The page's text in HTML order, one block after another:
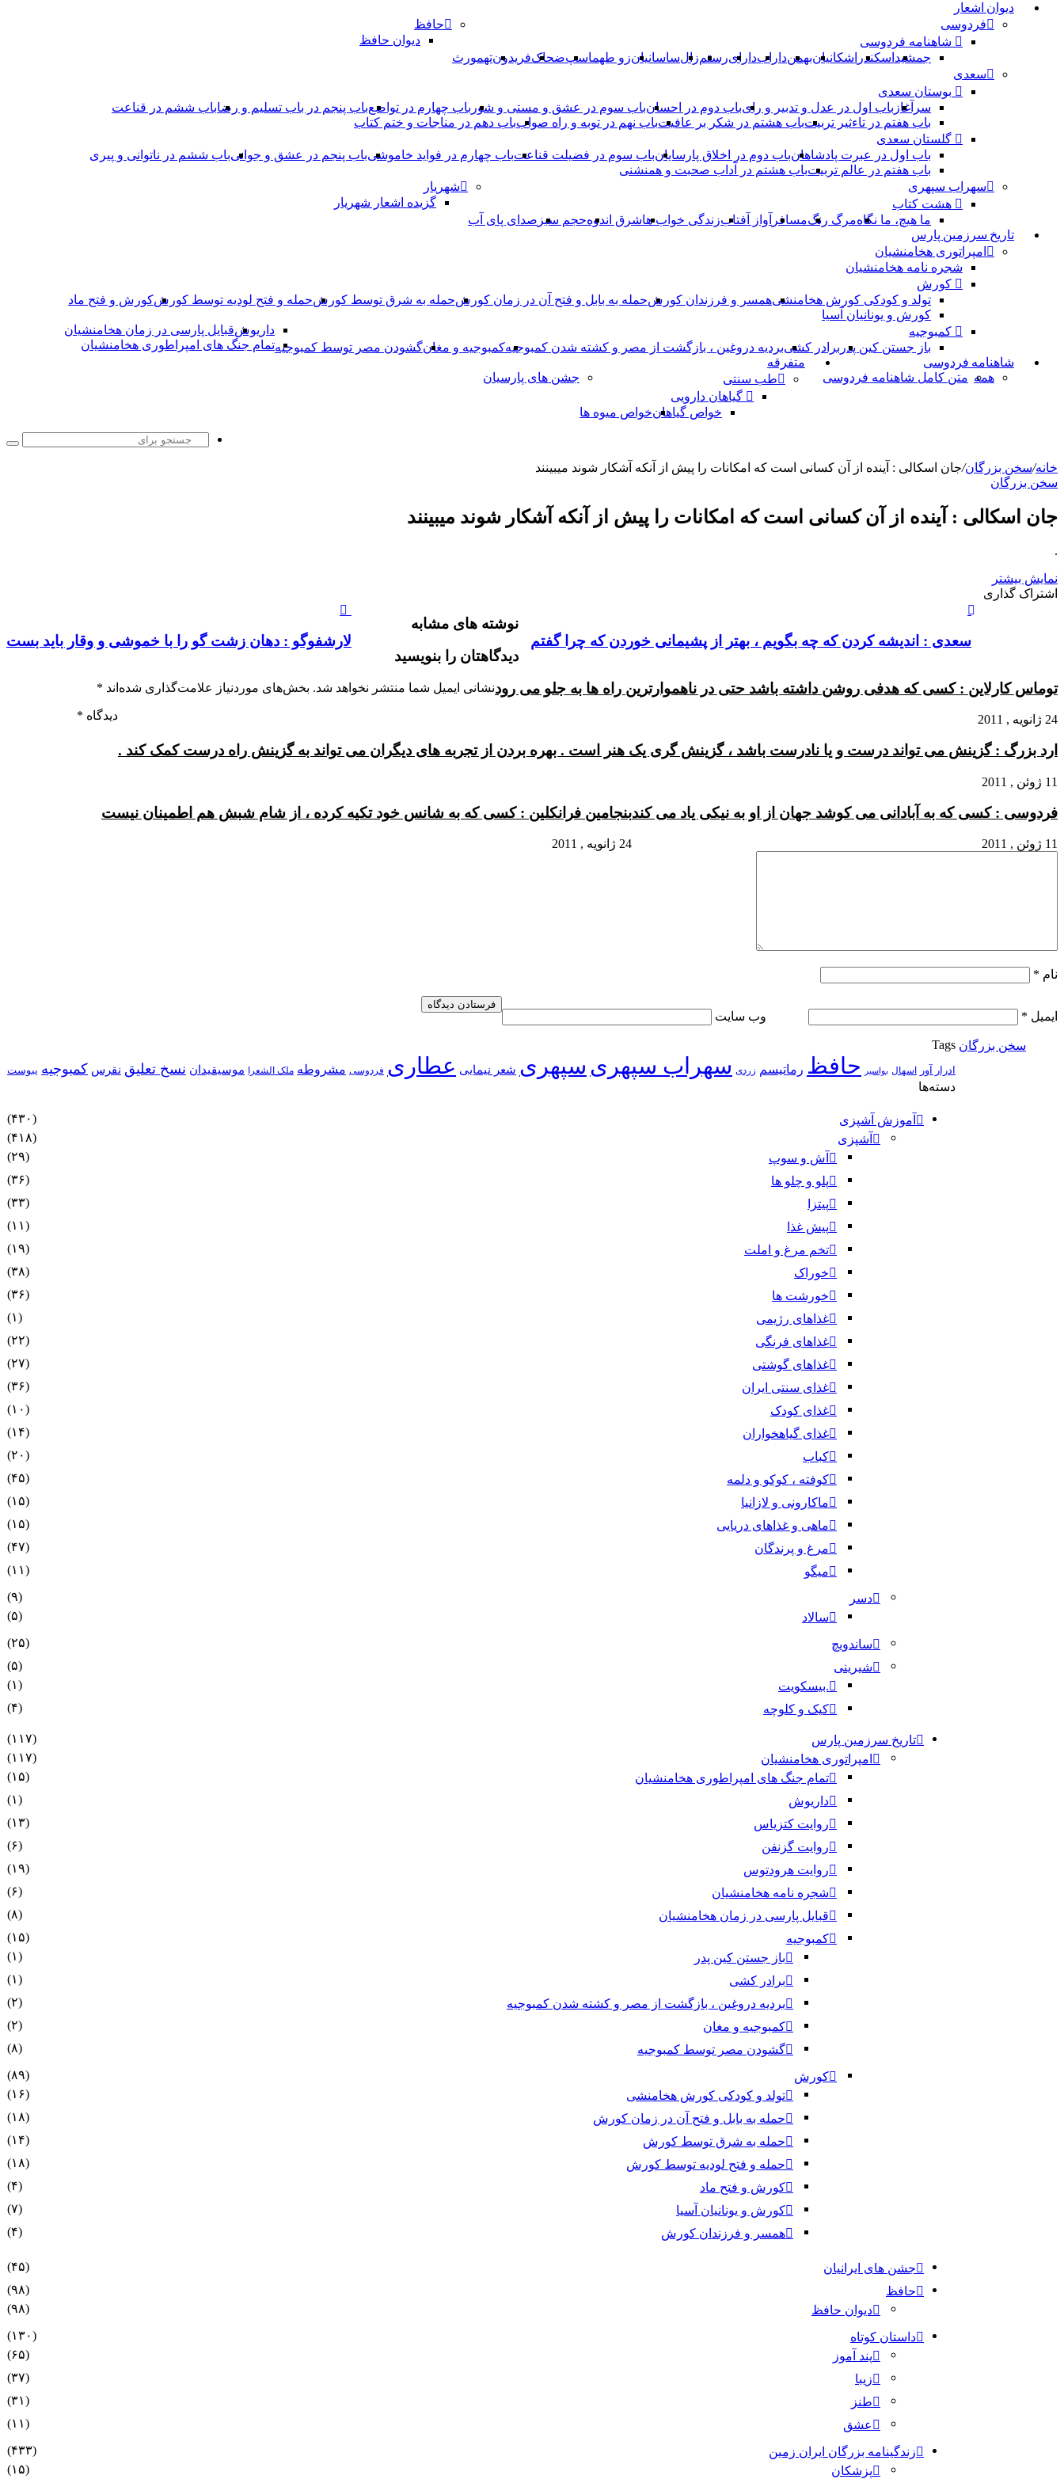
دیوان اشعار
فردوسی
شاهنامه فردوسی
جمشید اسکندر اشکانیانبهمندارابدارایرستمزالساسانیانزو طهماسپ‏ضحاکفریدونتهمورث
حافظ
دیوان حافظ
سعدی
بوستان سعدی
سرآغاز باب اول در عدل و تدبیر و رایباب دوم در احسانباب سوم در عشق و مستی و شور باب چهارم در تواضعباب پنجم در باب تسلیم و رضاباب ششم در قناعت
باب هفتم در تاءثیر تربیتباب هشتم در شکر بر عافیتباب نهم در توبه و راه صوابباب دهم در مناجات و ختم کتاب
گلستان سعدی
باب اول در عبرت پادشاهانباب دوم در اخلاق پارسایانباب سوم در فضیلت قناعتباب چهارم در فواید خاموشىباب پنجم در عشق و جوانىباب ششم در ناتوانى و پیرى
باب هفتم در عالم تربیتباب هشتم در آداب صحبت و همنشنى
سهراب سپهری
هشت کتاب
ما هیچ، ما نگاهمرگ رنگمسافر آواز آفتابزندگی خواب هاشرق اندوهحجم سبز صدای پای آب
شهریار
گزیده اشعار شهریار
تاریخ سرزمین پارس
امپراتوری هخامنشیان
شجره نامه هخامنشیان
کورش
تولد و کودکی کورش هخامنشیهمسر و فرزندان کورشحمله به بابل و فتح آن در زمان کورشحمله به شرق توسط کورشحمله و فتح لودیه توسط کورشکورش و فتح ماد
کورش و یونانیان آسیا
کمبوجیه
باز جستن کین پدر برادر کشیبردیه دروغین ، بازگشت از مصر و کشته شدن کمبوجیهکمبوجیه و مغانگشودن مصر توسط کمبوجیه
داریوشقبایل پارسی در زمان هخامنشیان
تمام جنگ های امپراطوری هخامنشیان
شاهنامه فردوسی
همه متن کامل شاهنامه فردوسی
متفرقه
طب سنتی
گیاهان دارویی
خواص گیاهانخواص میوه ها
جشن های پارسیان
خانه/سخن بزرگان/جان اسکالی : آینده از آن کسانی است که امکانات را پیش از آنکه آشکار شوند میبینند
سخن بزرگان
جان اسکالی : آینده از آن کسانی است که امکانات را پیش از آنکه آشکار شوند میبینند
.
نمایش بیشتر
اشتراک گذاری
بوک
آپ
گذاری
طریق
سعدی : اندیشه کردن که چه بگویم ، بهتر از پشیمانی خوردن که چرا گفتم لارشفوگو : دهان زشت گو را با خموشی و وقار باید بست
نوشته های مشابه
توماس کارلاین : کسی که هدفی روشن داشته باشد حتی در ناهموارترین راه ها به جلو می رود
24 ژانویه , 2011
ارد بزرگ : گزینش می تواند درست و یا نادرست باشد ، گزینش گری یک هنر است . بهره بردن از تجربه های دیگران می تواند به گزینش راه درست کمک کند .
11 ژوئن , 2011
فردوسی : کسی که به آبادانی می کوشد جهان از او به نیکی یاد می کند
11 ژوئن , 2011
بنجامین فرانکلین : کسی که به شانس خود تکیه کرده ، از شام شبش هم اطمینان نیست
24 ژانویه , 2011
دیدگاهتان را بنویسید
نشانی ایمیل شما منتشر نخواهد شد. بخش‌های موردنیاز علامت‌گذاری شده‌اند *
دیدگاه *
نام *
ایمیل * وب‌ سایت
سخن بزرگان Tags
ادرار آور اسهال بواسیر حافظ رماتیسم زردی سهراب سپهری سپهری شعر نیمایی عطاری فردوسی مشروطه ملک الشعرا موسیقیدان نسخ تعلیق نقرس کمبوجیه یبوست
دسته‌ها
آموزش آشپزی
(۴۳۰)
آشپزی
(۴۱۸)
آش و سوپ
(۲۹)
پلو و چلو ها
(۳۶)
پیتزا
(۳۳)
پیش غذا
(۱۱)
تخم مرغ و املت
(۱۹)
خوراک
(۳۸)
خورشت ها
(۳۶)
غذاهای رژیمی
(۱)
غذاهای فرنگی
(۲۲)
غذاهای گوشتی
(۲۷)
غذای سنتی ایران
(۳۶)
غذای کودک
(۱۰)
غذای گیاهخواران
(۱۴)
کباب
(۲۰)
کوفته ، کوکو و دلمه
(۴۵)
ماکارونی و لازانیا
(۱۵)
ماهی و غذاهای دریایی
(۱۵)
مرغ و پرندگان
(۴۷)
میگو
(۱۱)
دسر
(۹)
سالاد
(۵)
ساندویچ
(۲۵)
شیرینی
(۵)
.بیسکویت
(۱)
کیک و کلوچه
(۴)
تاریخ سرزمین پارس
(۱۱۷)
امپراتوری هخامنشیان
(۱۱۷)
تمام جنگ های امپراطوری هخامنشیان
(۱۵)
داریوش
(۱)
روایت کتزیاس
(۱۳)
روایت گزنفن
(۶)
روایت هرودتوس
(۱۹)
شجره نامه هخامنشیان
(۶)
قبایل پارسی در زمان هخامنشیان
(۸)
کمبوجیه
(۱۵)
باز جستن کین پدر
(۱)
برادر کشی
(۱)
بردیه دروغین ، بازگشت از مصر و کشته شدن کمبوجیه
(۲)
کمبوجیه و مغان
(۲)
گشودن مصر توسط کمبوجیه
(۸)
کورش
(۸۹)
تولد و کودکی کورش هخامنشی
(۱۶)
حمله به بابل و فتح آن در زمان کورش
(۱۸)
حمله به شرق توسط کورش
(۱۴)
حمله و فتح لودیه توسط کورش
(۱۸)
کورش و فتح ماد
(۴)
کورش و یونانیان آسیا
(۷)
همسر و فرزندان کورش
(۴)
جشن های ایرانیان
(۴۵)
حافظ
(۹۸)
دیوان حافظ
(۹۸)
داستان کوتاه
(۱۳۰)
پند آموز
(۶۵)
زیبا
(۳۷)
طنز
(۳۱)
عشق
(۱۱)
زندگینامه بزرگان ایران زمین
(۴۳۳)
پزشکان
(۱۵)